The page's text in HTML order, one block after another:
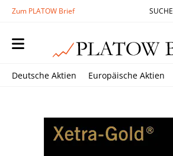
Zum PLATOW Brief SUCHE
Deutsche Aktien Europäische Aktien